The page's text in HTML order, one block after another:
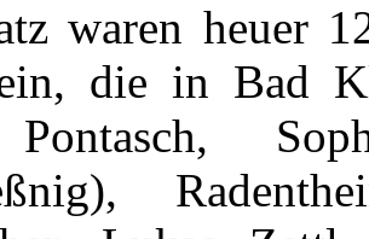
waren heuer
die in Bad
Pontasch,